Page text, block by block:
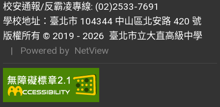
校安通報/反霸凌專線: (02)2533-7691
學校地址：臺北市 104344 中山區北安路 420 號
版權所有 © 2019 - 2026 臺北市立大直高級中學
| Powered by NetView